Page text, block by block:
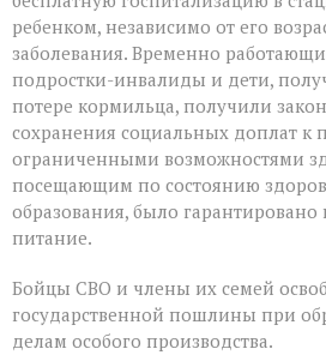
ребенком, независимо от его
заболевания. Временно
подростки-инвалиды и дети,
потере кормильца, получили
сохранения социальных доплат к
ограниченными возможностями
посещающим по состоянию
образования, было гарантировано
питание.
Бойцы СВО и члены их семей
государственной пошлины при
делам особого производства.